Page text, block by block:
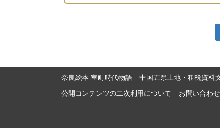
奈良絵本 室町時代物語
中国五県土地・租税資料
公開コンテンツの二次利用について
お問い合わせ